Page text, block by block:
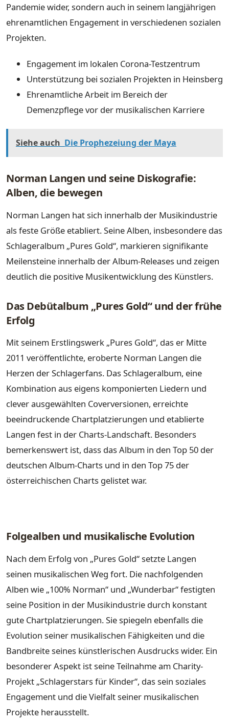
Pandemie wider, sondern auch in seinem langjährigen
ehrenamtlichen Engagement in verschiedenen sozialen
Projekten.
Engagement im lokalen Corona-Testzentrum
Unterstützung bei sozialen Projekten in Heinsberg
Ehrenamtliche Arbeit im Bereich der
Demenzpflege vor der musikalischen Karriere
Siehe auch Die Prophezeiung der Maya
Norman Langen und seine Diskografie:
Alben, die bewegen
Norman Langen hat sich innerhalb der Musikindustrie
als feste Größe etabliert. Seine Alben, insbesondere das
Schlageralbum „Pures Gold“, markieren signifikante
Meilensteine innerhalb der Album-Releases und zeigen
deutlich die positive Musikentwicklung des Künstlers.
Das Debütalbum „Pures Gold“ und der frühe
Erfolg
Mit seinem Erstlingswerk „Pures Gold“, das er Mitte
2011 veröffentlichte, eroberte Norman Langen die
Herzen der Schlagerfans. Das Schlageralbum, eine
Kombination aus eigens komponierten Liedern und
clever ausgewählten Coverversionen, erreichte
beeindruckende Chartplatzierungen und etablierte
Langen fest in der Charts-Landschaft. Besonders
bemerkenswert ist, dass das Album in den Top 50 der
deutschen Album-Charts und in den Top 75 der
österreichischen Charts gelistet war.
Folgealben und musikalische Evolution
Nach dem Erfolg von „Pures Gold“ setzte Langen
seinen musikalischen Weg fort. Die nachfolgenden
Alben wie „100% Norman“ und „Wunderbar“ festigten
seine Position in der Musikindustrie durch konstant
gute Chartplatzierungen. Sie spiegeln ebenfalls die
Evolution seiner musikalischen Fähigkeiten und die
Bandbreite seines künstlerischen Ausdrucks wider. Ein
besonderer Aspekt ist seine Teilnahme am Charity-
Projekt „Schlagerstars für Kinder“, das sein soziales
Engagement und die Vielfalt seiner musikalischen
Projekte herausstellt.